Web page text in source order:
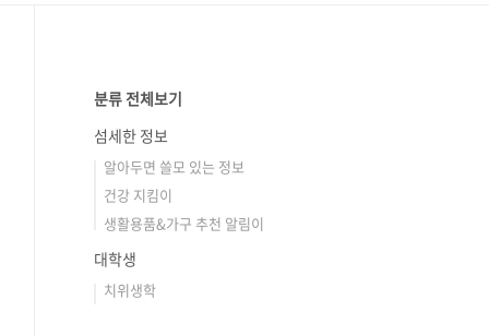
분류 전체보기
섬세한 정보
알아두면 쓸모 있는 정보
건강 지킴이
생활용품&가구 추천 알림이
대학생
치위생학